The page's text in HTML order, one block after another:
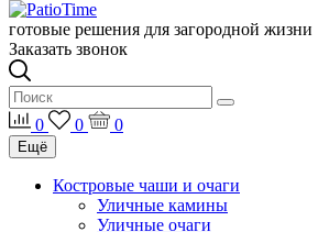
готовые решения для загородной жизни
Заказать звонок
0 0 0
Ещё
Костровые чаши и очаги
Уличные камины
Уличные очаги